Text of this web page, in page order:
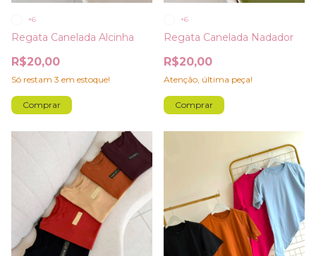
Regata Canelada Alcinha
R$20,00
Só restam 3 em estoque!
+6
Comprar
Regata Canelada Nadador
R$20,00
Atenção, última peça!
+6
Comprar